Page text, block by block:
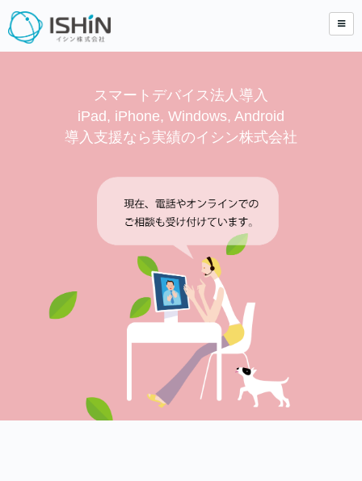
スマートデバイス法人導入
iPad, iPhone, Windows, Android
導入支援なら実績のイシン株式会社